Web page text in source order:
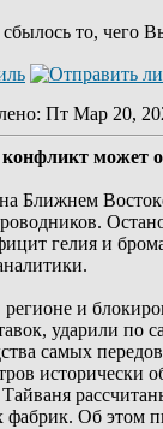
то, чего
: Пт Мар 20,
может
Ближнем
гелия и
и
ударили по
самых
исторически
фабрик. Об этом